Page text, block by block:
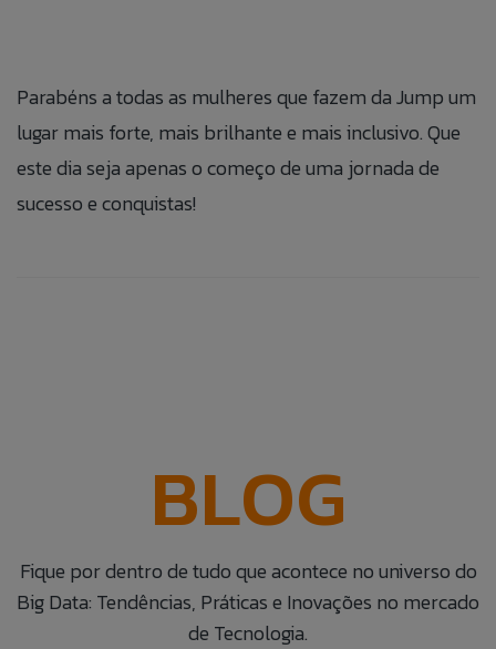
Parabéns a todas as mulheres que fazem da Jump um
lugar mais forte, mais brilhante e mais inclusivo. Que
este dia seja apenas o começo de uma jornada de
sucesso e conquistas!
BLOG
Fique por dentro de tudo que acontece no universo do
Big Data: Tendências, Práticas e Inovações no mercado
de Tecnologia.